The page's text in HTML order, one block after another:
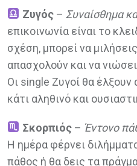
Ζυγός– Συναίσθημα
επικοινωνία είναι το
σχέση, μπορεί να
απασχολούν και να
Οι single Ζυγοί θα
κάτι αληθινό και
Σκορπιός– Έντονο
Η ημέρα φέρνει
πάθος ή θα δεις τα